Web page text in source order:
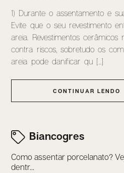
1) Durante o assentamento e
Evite que o seu revestimento
areia. Revestimentos
contra riscos, sobretudo os
areia pode danificar qu [...]
CONTINUAR LENDO
Biancogres
Como assentar porcelanato?
dentr...